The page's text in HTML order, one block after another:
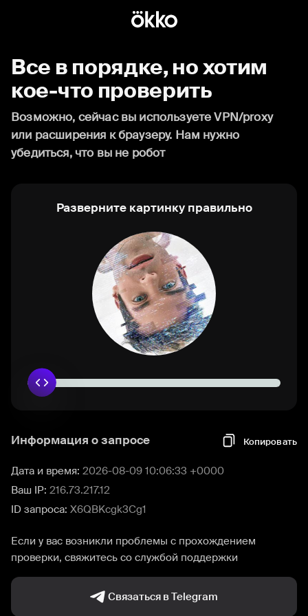
Все в порядке, но хотим
кое-что проверить
Возможно, сейчас вы используете VPN/proxy
или расширения к браузеру. Нам нужно
убедиться, что вы не робот
Разверните картинку правильно
Информация о запросе Копировать
Дата и время: 2026-08-09 10:06:33 +0000
Ваш IP: 216.73.217.12
ID запроса: X6QBKcgk3Cg1
Если у вас возникли проблемы с прохождением
проверки, свяжитесь со службой поддержки
Связаться в Telegram